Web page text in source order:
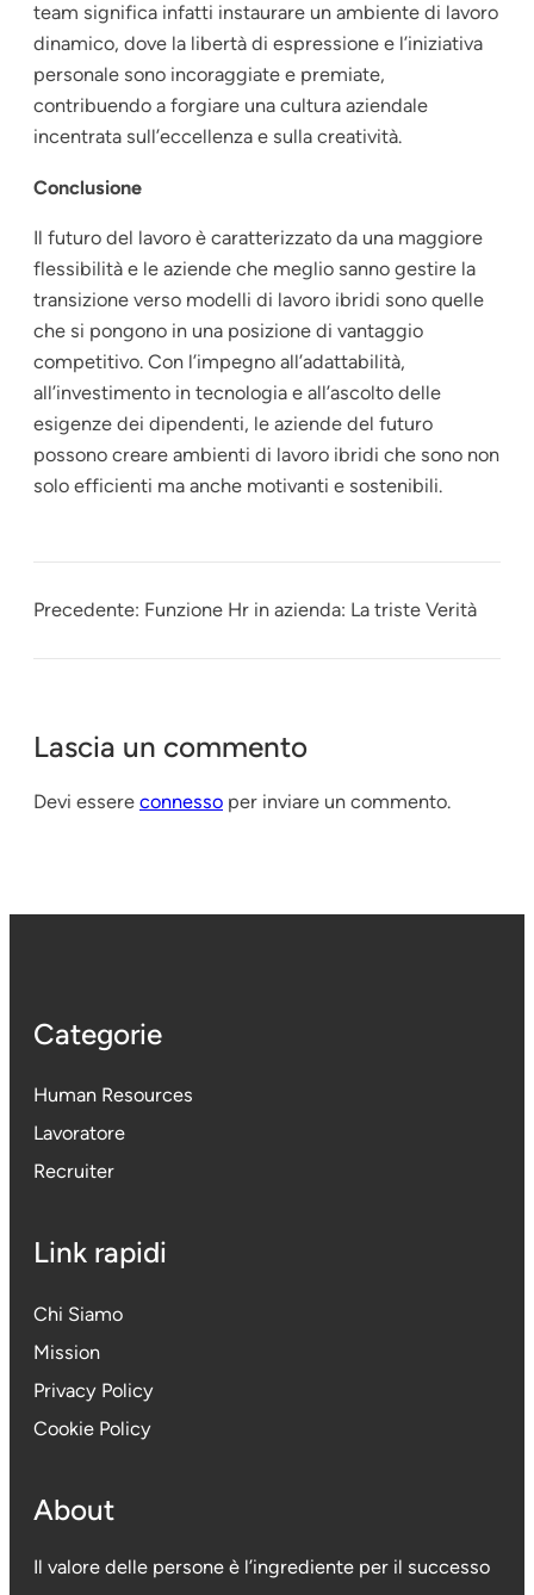
team significa infatti instaurare un ambiente di lavoro
dinamico, dove la libertà di espressione e l’iniziativa
personale sono incoraggiate e premiate,
contribuendo a forgiare una cultura aziendale
incentrata sull’eccellenza e sulla creatività.
Conclusione
Il futuro del lavoro è caratterizzato da una maggiore
flessibilità e le aziende che meglio sanno gestire la
transizione verso modelli di lavoro ibridi sono quelle
che si pongono in una posizione di vantaggio
competitivo. Con l’impegno all’adattabilità,
all’investimento in tecnologia e all’ascolto delle
esigenze dei dipendenti, le aziende del futuro
possono creare ambienti di lavoro ibridi che sono non
solo efficienti ma anche motivanti e sostenibili.
Precedente: Funzione Hr in azienda: La triste Verità
Lascia un commento
Devi essere connesso per inviare un commento.
Categorie
Human Resources
Lavoratore
Recruiter
Link rapidi
Chi Siamo
Mission
Privacy Policy
Cookie Policy
About
Il valore delle persone è l’ingrediente per il successo